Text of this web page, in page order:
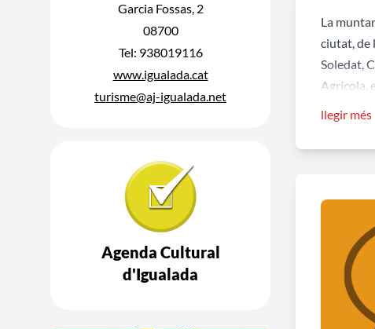
Garcia Fossas, 2
08700
Tel: 938019116
www.igualada.cat
turisme@aj-igualada.net
Agenda Cultural
d'Igualada
La
ciutat, de
Soledat,
Agrícola,
reforçada
llegir més